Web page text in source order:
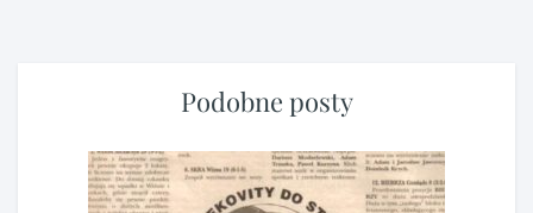
Podobne posty